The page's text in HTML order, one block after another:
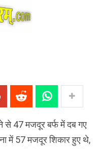
से 47 मजदूर बर्फ में दब गए
में 57 मजदूर शिकार हुए थे,